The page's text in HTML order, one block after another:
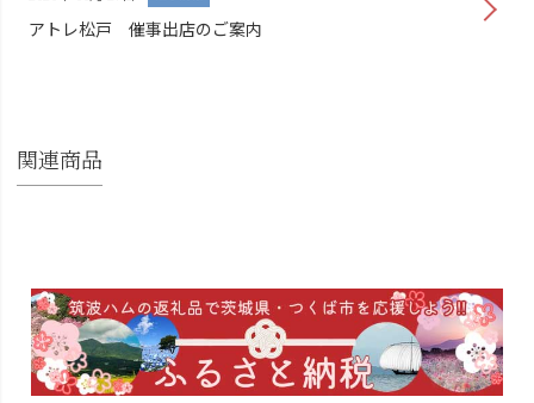
アトレ松戸 催事出店のご案内
関連商品